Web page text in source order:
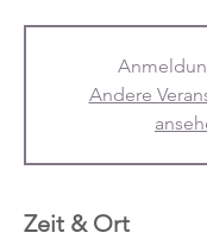
Andere
Zeit & Ort